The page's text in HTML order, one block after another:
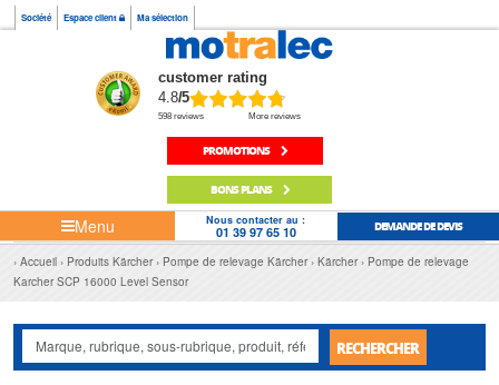
Société Espace client Ma sélection
customer rating
4.8/5
598 reviews More reviews
PROMOTIONS
BONS PLANS
Menu Nous contacter au :
01 39 97 65 10 DEMANDE DE DEVIS
Accueil Produits Kärcher Pompe de relevage Kärcher Kärcher
Pompe de relevage
Karcher SCP 16000 Level Sensor
RECHERCHER